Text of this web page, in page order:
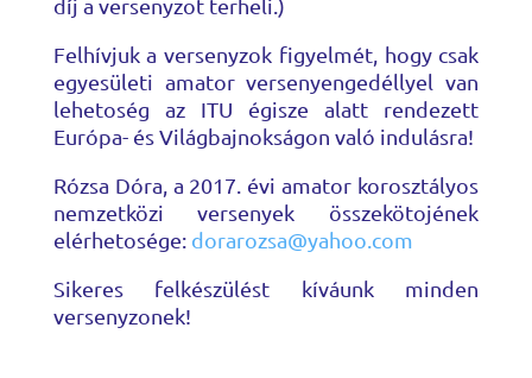
díj a versenyzot terheli.)
Felhívjuk a versenyzok figyelmét, hogy csak
egyesületi amator versenyengedéllyel van
lehetoség az ITU égisze alatt rendezett
Európa- és Világbajnokságon való indulásra!
Rózsa Dóra, a 2017. évi amator korosztályos
nemzetközi versenyek összekötojének
elérhetosége: dorarozsa@yahoo.com
Sikeres felkészülést kíváunk minden
versenyzonek!